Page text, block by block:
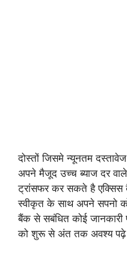
दोस्तों जिसमे न्यूनतम
अपने मैजूद उच्च ब्याज दर
ट्रांसफर कर सकते है एक्सिस
स्वीकृत के साथ अपने सपनो
बैंक से सबंधित कोई
को शुरू से अंत तक अवश्य पढ़े |